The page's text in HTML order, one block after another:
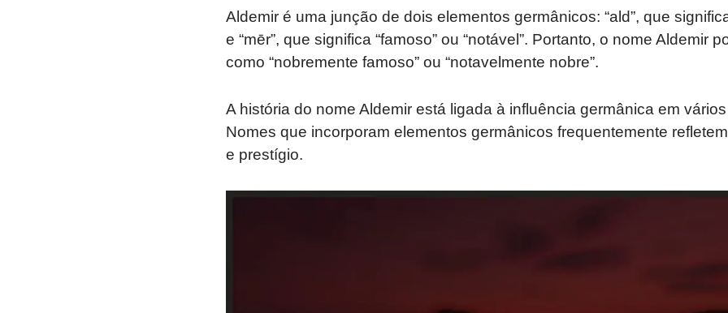
Aldemir é uma junção de dois elementos germânicos: “ald”, que significa
e “mēr”, que significa “famoso” ou “notável”. Portanto, o nome Aldemir
como “nobremente famoso” ou “notavelmente nobre”.
A história do nome Aldemir está ligada à influência germânica em
Nomes que incorporam elementos germânicos frequentemente
e prestígio.